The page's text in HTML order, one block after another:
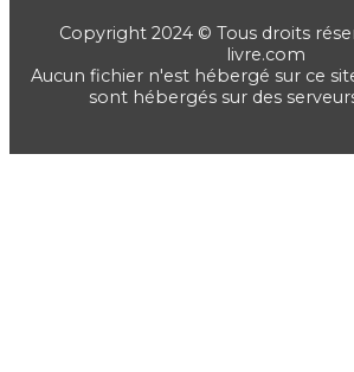
Copyright 2024 © Tous droits
livre.com
Aucun fichier n'est hébergé sur ce
sont hébergés sur des